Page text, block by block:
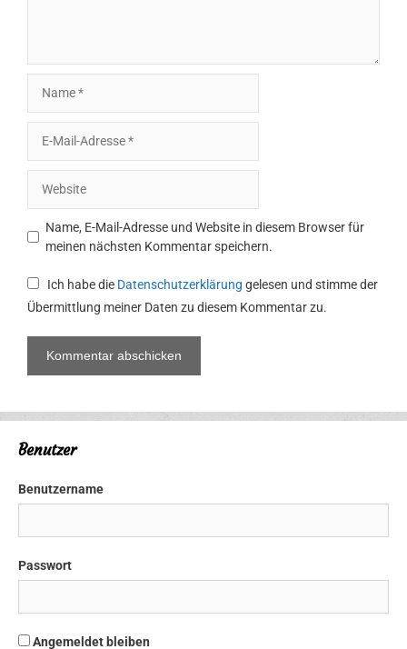
Mail-
Adresse
Name, E-Mail-Adresse und Website in diesem Browser für
meinen nächsten Kommentar speichern.
Ich habe die Datenschutzerklärung gelesen und stimme der
Übermittlung meiner Daten zu diesem Kommentar zu.
Benutzer
Benutzername
Passwort
Angemeldet bleiben